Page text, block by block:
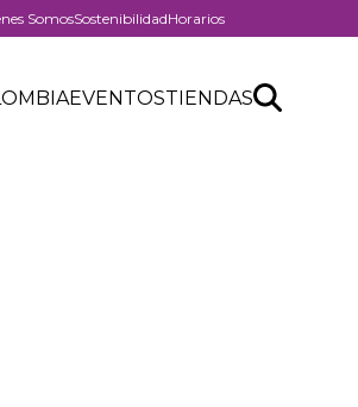
SomosSostenibilidadHorarios
EVENTOSTIENDASSearch
Buscar